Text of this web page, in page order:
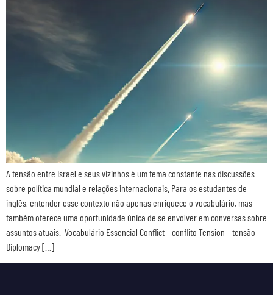
A tensão entre Israel e seus vizinhos é um tema constante nas discussões
sobre política mundial e relações internacionais. Para os estudantes de
inglês, entender esse contexto não apenas enriquece o vocabulário, mas
também oferece uma oportunidade única de se envolver em conversas sobre
assuntos atuais. Vocabulário Essencial Conflict – conflito Tension – tensão
Diplomacy […]